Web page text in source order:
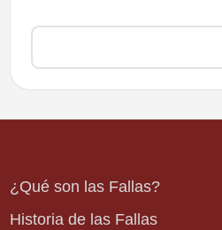
¿Qué son las Fallas?
Historia de las Fallas